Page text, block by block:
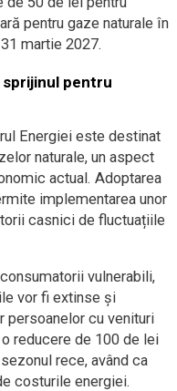
pentru gaze naturale în
martie 2027.
pentru
Energiei este destinat
naturale, un aspect
actual. Adoptarea
implementarea unor
casnici de fluctuațiile
vulnerabili,
vor fi extinse și
persoanelor cu venituri
reducere de 100 de lei
rece, având ca
costurile energiei.